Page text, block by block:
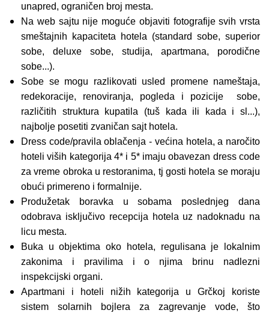
unapred, ograničen broj mesta.
Na web sajtu nije moguće objaviti fotografije svih vrsta
smeštajnih kapaciteta hotela (standard sobe, superior
sobe, deluxe sobe, studija, apartmana, porodične
sobe...).
Sobe se mogu razlikovati usled promene nameštaja,
redekoracije, renoviranja, pogleda i pozicije sobe,
različitih struktura kupatila (tuš kada ili kada i sl...),
najbolje posetiti zvaničan sajt hotela.
Dress code/pravila oblačenja - većina hotela, a naročito
hoteli viših kategorija 4* i 5* imaju obavezan dress code
za vreme obroka u restoranima, tj gosti hotela se moraju
obući primereno i formalnije.
Produžetak boravka u sobama poslednjeg dana
odobrava isključivo recepcija hotela uz nadoknadu na
licu mesta.
Buka u objektima oko hotela, regulisana je lokalnim
zakonima i pravilima i o njima brinu nadlezni
inspekcijski organi.
Apartmani i hoteli nižih kategorija u Grčkoj koriste
sistem solarnih bojlera za zagrevanje vode, što